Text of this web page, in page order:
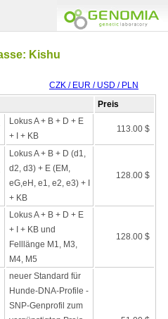
Kishu
CZK / EUR / USD / PLN
Preis
Lokus A + B + D + E
+ I + KB
113.00 $
Lokus A + B + D (d1,
d2, d3) + E (EM,
eG,eH, e1, e2, e3) + I
+ KB
128.00 $
Lokus A + B + D + E
+ I + KB und
Felllänge M1, M3,
M4, M5
128.00 $
neuer Standard für
Hunde-DNA-Profile -
SNP-Genprofil zum